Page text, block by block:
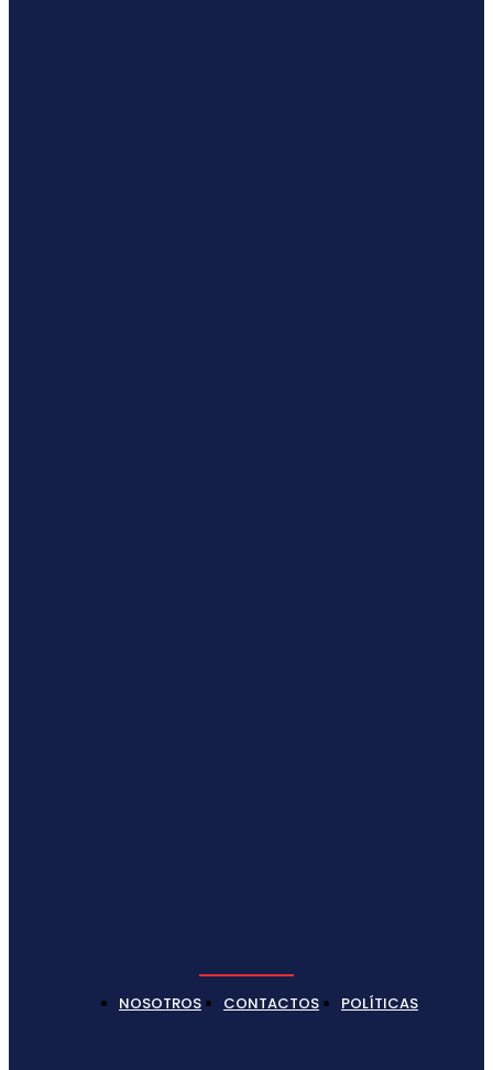
NOSOTROS CONTACTOS POLÍTICAS